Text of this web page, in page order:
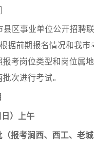
县区事业单位公开招聘
据前期报名情况和我市
考岗位类型和岗位属
次进行考试。
）上午
（报考涧西、西工、老